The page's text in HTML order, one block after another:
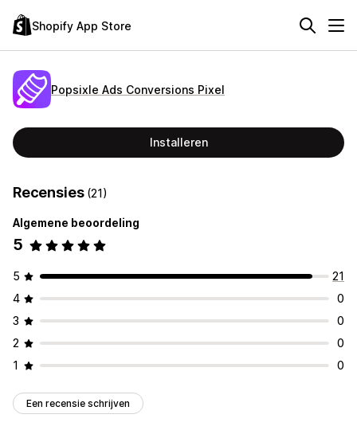
Shopify App Store
Popsixle Ads Conversions Pixel
Installeren
Recensies (21)
Algemene beoordeling
5
5
21
4
0
3
0
2
0
1
0
Een recensie schrijven